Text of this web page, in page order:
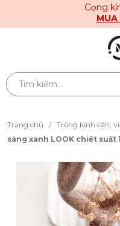
Gọng
MUA
Trang chủ / Tròng kính cận,
sáng xanh LOOK chiết suất